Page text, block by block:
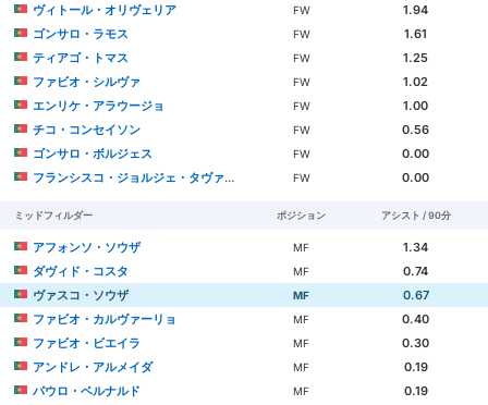
ヴィトール・オリヴェリア FW
1.94
ゴンサロ・ラモス
FW
1.61
ティアゴ・トマス
FW
1.25
ファビオ・シルヴァ
FW
1.02
エンリケ・アラウージョ
FW
1.00
チコ・コンセイソン
FW
0.56
ゴンサロ・ボルジェス
FW
0.00
フランシスコ・ジョルジェ・タヴァレス・オリヴェイラ
FW 0.00
ミッドフィルダー ポジション アシスト / 90分
アフォンソ・ソウザ MF
1.34
ダヴィド・コスタ
MF
0.74
ヴァスコ・ソウザ
MF
0.67
ファビオ・カルヴァーリョ
MF
0.40
ファビオ・ビエイラ
MF
0.30
アンドレ・アルメイダ
MF
0.19
パウロ・ベルナルド
MF
0.19